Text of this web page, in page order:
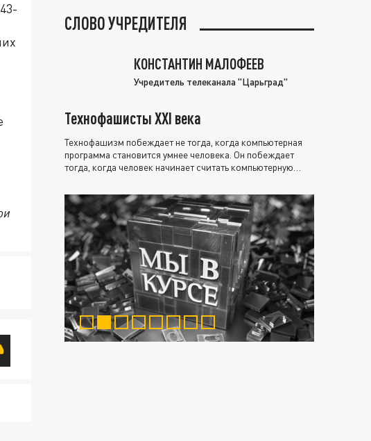
СЛОВО УЧРЕДИТЕЛЯ
КОНСТАНТИН МАЛОФЕЕВ
Учредитель телеканала "Царьград"
Технофашисты XXI века
Технофашизм побеждает не тогда, когда компьютерная
программа становится умнее человека. Он побеждает
тогда, когда человек начинает считать компьютерную